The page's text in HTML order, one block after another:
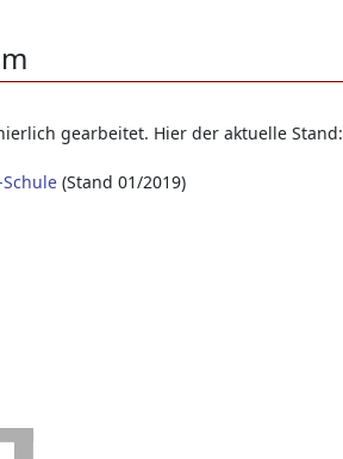
gearbeitet. Hier der aktuelle Stand:
(Stand 01/2019)